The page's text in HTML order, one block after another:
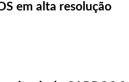
em alta resolução